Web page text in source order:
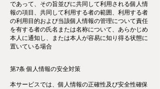
であって、その旨並びに共同して利用される個人情
報の項目、共同して利用する者の範囲、利用する者
の利用目的および当該個人情報の管理について責任
を有する者の氏名または名称について、あらかじめ
本人に通知し、または本人が容易に知り得る状態に
置いている場合
第7条 個人情報の安全対策
本サービスでは、個人情報の正確性及び安全性確保